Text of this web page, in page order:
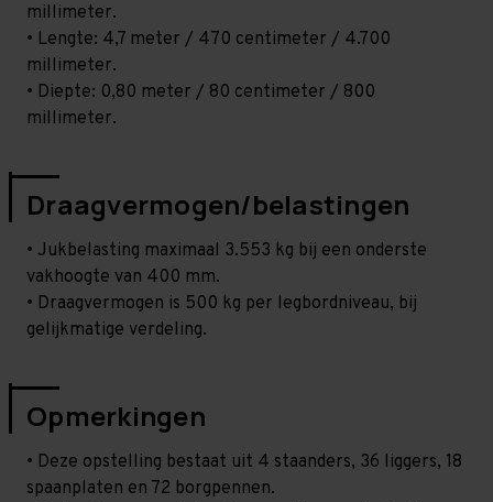
millimeter.
• Lengte: 4,7 meter / 470 centimeter / 4.700
millimeter.
• Diepte: 0,80 meter / 80 centimeter / 800
millimeter.
Draagvermogen/belastingen
• Jukbelasting maximaal 3.553 kg bij een onderste
vakhoogte van 400 mm.
• Draagvermogen is 500 kg per legbordniveau, bij
gelijkmatige verdeling.
Opmerkingen
• Deze opstelling bestaat uit 4 staanders, 36 liggers, 18
spaanplaten en 72 borgpennen.